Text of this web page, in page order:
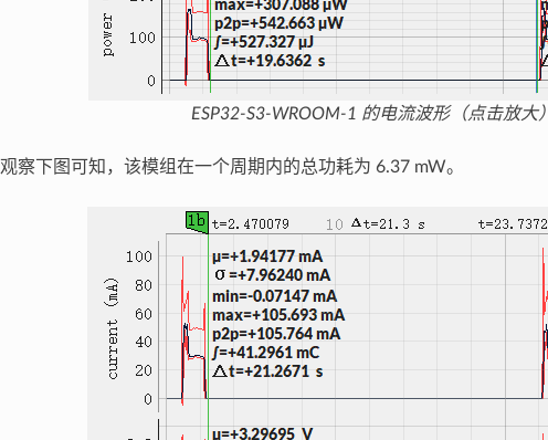
ESP32-S3-WROOM-1 的电流波形（点击放大）
观察下图可知，该模组在一个周期内的总功耗为 6.37 mW。